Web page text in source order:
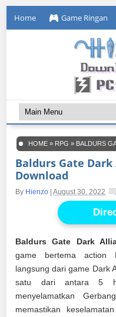
Home Game Ringan
HOME » RPG » BALDURS
Baldurs Gate
Download
By Hienzo |August 30, 2022
Baldurs Gate Dark
game bertema action
langsung dari game Dark
satu dari antara 5
menyelamatkan
memastikan